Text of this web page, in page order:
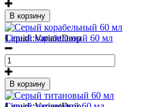
В корзину
1
Liquid::VariantDrop
Серый корабельный 60 мл
В корзину